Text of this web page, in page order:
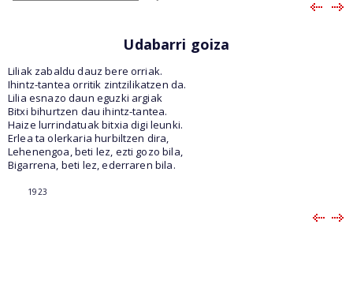
Udabarri goiza
Liliak zabaldu dauz bere orriak.
Ihintz-tantea orritik zintzilikatzen da.
Lilia esnazo daun eguzki argiak
Bitxi bihurtzen dau ihintz-tantea.
Haize lurrindatuak bitxia digi leunki.
Erlea ta olerkaria hurbiltzen dira,
Lehenengoa, beti lez, ezti gozo bila,
Bigarrena, beti lez, ederraren bila.
1923